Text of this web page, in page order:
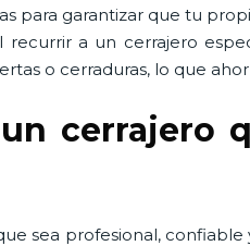
para garantizar que tu
recurrir a un cerrajero
o cerraduras, lo que
cerrajero
sea profesional,